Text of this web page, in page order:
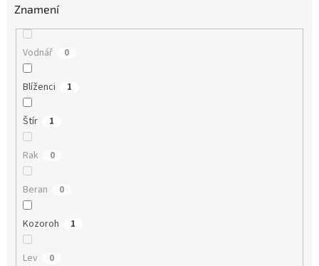
Znamení
Vodnář 0
Blíženci 1
Štír 1
Rak 0
Beran 0
Kozoroh 1
Lev 0